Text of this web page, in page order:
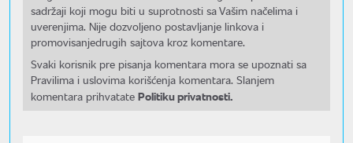
sadržaji koji mogu biti u suprotnosti sa Vašim načelima i
uverenjima. Nije dozvoljeno postavljanje linkova i
promovisanjedrugih sajtova kroz komentare.
Svaki korisnik pre pisanja komentara mora se upoznati sa
Pravilima i uslovima korišćenja komentara. Slanjem
komentara prihvatate Politiku privatnosti.